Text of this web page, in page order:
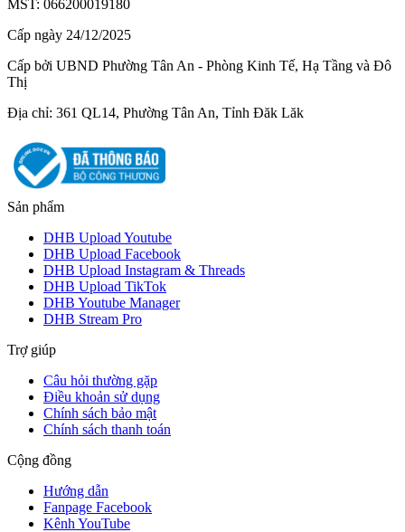
MST: 066200019180
Cấp ngày 24/12/2025
Cấp bởi UBND Phường Tân An - Phòng Kinh Tế, Hạ Tầng và Đô
Thị
Địa chỉ: 361 QL14, Phường Tân An, Tỉnh Đăk Lăk
Sản phẩm
DHB Upload Youtube
DHB Upload Facebook
DHB Upload Instagram & Threads
DHB Upload TikTok
DHB Youtube Manager
DHB Stream Pro
Trợ giúp
Câu hỏi thường gặp
Điều khoản sử dụng
Chính sách bảo mật
Chính sách thanh toán
Cộng đồng
Hướng dẫn
Fanpage Facebook
Kênh YouTube